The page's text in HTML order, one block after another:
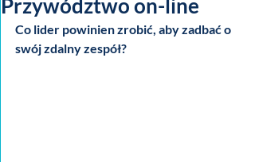
Przywództwo on-line
Co lider powinien zrobić, aby zadbać o
swój zdalny zespół?